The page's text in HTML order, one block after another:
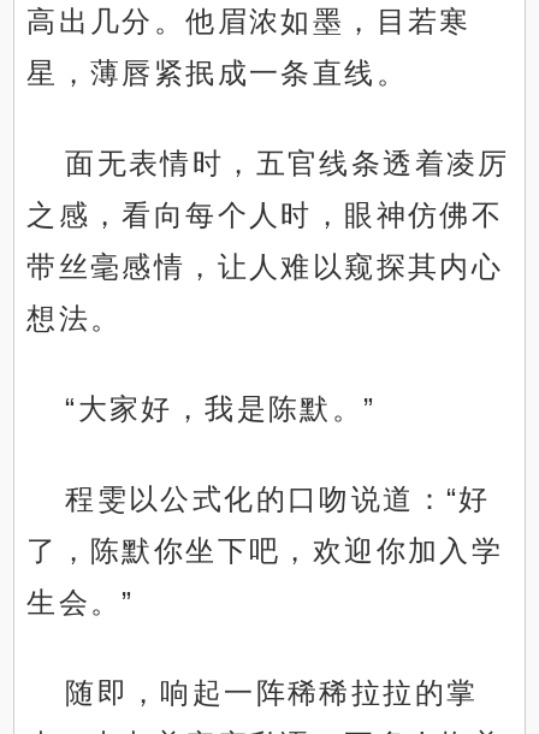
高出几分。他眉浓如墨，目若寒
星，薄唇紧抿成一条直线。
面无表情时，五官线条透着凌厉
之感，看向每个人时，眼神仿佛不
带丝毫感情，让人难以窥探其内心
想法。
“大家好，我是陈默。”
程雯以公式化的口吻说道：“好
了，陈默你坐下吧，欢迎你加入学
生会。”
随即，响起一阵稀稀拉拉的掌